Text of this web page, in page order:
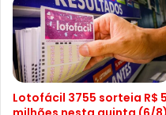
Lotofácil 3755 sorteia R$ 5